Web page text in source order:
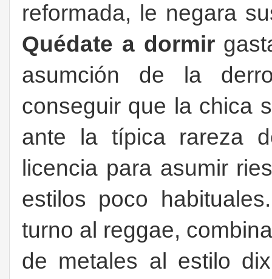
reformada, le negara
Quédate a dormir
asumción de la
conseguir que la chica
ante la típica rareza
licencia para asumir
estilos poco
turno al reggae,
de metales al estilo